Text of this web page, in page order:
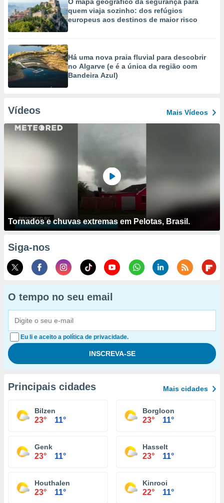
quem viaja sozinho: dos refúgios
europeus aos destinos de maior risco
Há uma nova praia fluvial para descobrir
no Algarve (e é a única da região com
Bandeira Azul)
Vídeos Mais Vídeos
Tornados e chuvas extremas em Pelotas, Brasil.
Siga-nos
O tempo no seu email
Eu li e aceito a política de privacidade.
Principais cidades Mais cidades
Bilzen
23° 11°
Borgloon
23° 11°
Genk
23° 11°
Hasselt
23° 11°
Houthalen
23° 11°
Kinrooi
22° 11°